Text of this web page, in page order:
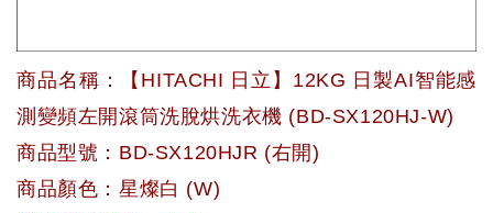
商品名稱：【HITACHI 日立】12KG 日製AI智能感
測變頻左開滾筒洗脫烘洗衣機 (BD-SX120HJ-W)
商品型號：BD-SX120HJR (右開)
商品顏色：星燦白 (W)